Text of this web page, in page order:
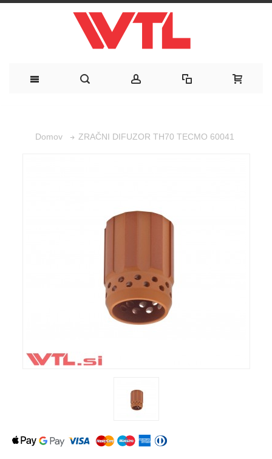
Domov ZRAČNI DIFUZOR TH70 TECMO 60041